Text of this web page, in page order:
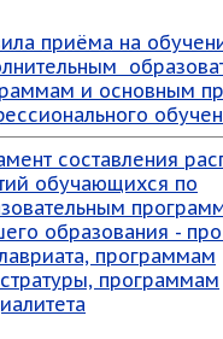
приёма на
и основным
составления
обучающихся по
образования -
программам
программам